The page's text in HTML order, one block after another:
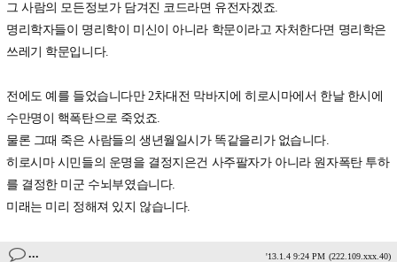
그 사람의 모든정보가 담겨진 코드라면 유전자겠죠.
명리학자들이 명리학이 미신이 아니라 학문이라고 자처한다면 명리학은
쓰레기 학문입니다.
전에도 예를 들었습니다만 2차대전 막바지에 히로시마에서 한날 한시에
수만명이 핵폭탄으로 죽었죠.
물론 그때 죽은 사람들의 생년월일시가 똑같을리가 없습니다.
히로시마 시민들의 운명을 결정지은건 사주팔자가 아니라 원자폭탄 투하
를 결정한 미군 수뇌부였습니다.
미래는 미리 정해져 있지 않습니다.
... '13.1.4 9:24 PM (222.109.xxx.40)